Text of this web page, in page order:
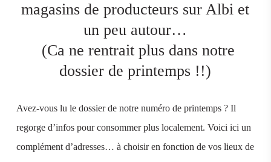
magasins de producteurs sur Albi et
un peu autour…
(Ca ne rentrait plus dans notre
dossier de printemps !!)
Avez-vous lu le dossier de notre numéro de printemps ? Il
regorge d’infos pour consommer plus localement. Voici ici un
complément d’adresses… à choisir en fonction de vos lieux de